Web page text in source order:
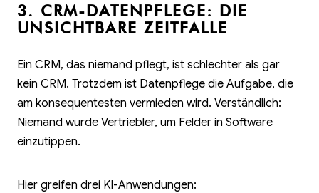
3. CRM-DATENPFLEGE: DIE
UNSICHTBARE ZEITFALLE
Ein CRM, das niemand pflegt, ist schlechter als gar
kein CRM. Trotzdem ist Datenpflege die Aufgabe, die
am konsequentesten vermieden wird. Verständlich:
Niemand wurde Vertriebler, um Felder in Software
einzutippen.
Hier greifen drei KI-Anwendungen: